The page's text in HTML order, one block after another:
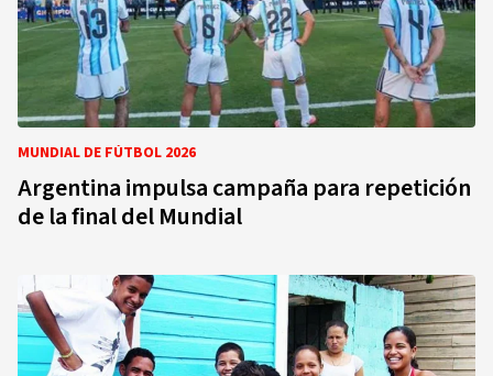
MUNDIAL DE FÚTBOL 2026
Argentina impulsa campaña para repetición
de la final del Mundial